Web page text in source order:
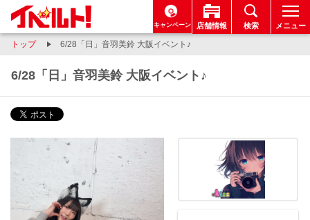
キャンペーン 店舗情報 検索 メニュー
トップ 6/28「日」音羽美鈴 大阪イベント♪
6/28「日」音羽美鈴 大阪イベント♪